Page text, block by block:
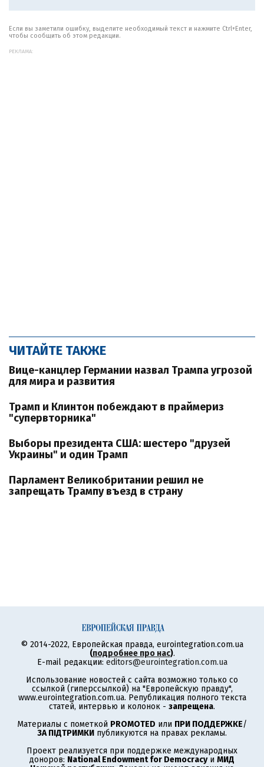
Если вы заметили ошибку, выделите необходимый текст и нажмите Ctrl+Enter,
чтобы сообщить об этом редакции.
РЕКЛАМА:
ЧИТАЙТЕ ТАКЖЕ
Вице-канцлер Германии назвал Трампа угрозой
для мира и развития
Трамп и Клинтон побеждают в праймериз
"супервторника"
Выборы президента США: шестеро "друзей
Украины" и один Трамп
Парламент Великобритании решил не
запрещать Трампу въезд в страну
© 2014-2022, Европейская правда, eurointegration.com.ua
(подробнее про нас).
E-mail редакции: editors@eurointegration.com.ua
Использование новостей с сайта возможно только со
ссылкой (гиперссылкой) на "Европейскую правду",
www.eurointegration.com.ua. Републикация полного текста
статей, интервью и колонок - запрещена.
Материалы с пометкой PROMOTED или ПРИ ПОДДЕРЖКЕ/
ЗА ПІДТРИМКИ публикуются на правах рекламы.
Проект реализуется при поддержке международных
доноров: National Endowment for Democracyи МИД